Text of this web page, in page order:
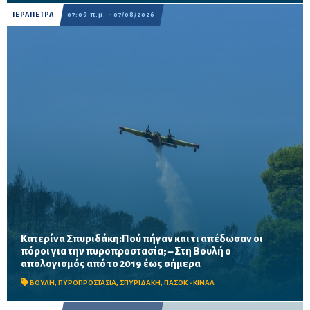
ΙΕΡΑΠΕΤΡΑ 07:09 π.μ. - 07/08/2026
Κατερίνα Σπυριδάκη:Πού πήγαν και τι απέδωσαν οι
πόροι για την πυροπροστασία; – Στη Βουλή ο
απολογισμός από το 2019 έως σήμερα
ΒΟΥΛΗ, ΠΥΡΟΠΡΟΣΤΑΣΙΑ, ΣΠΥΡΙΔΑΚΗ, ΠΑΣΟΚ - ΚΙΝΑΛ
Το ΠΑΣΟΚ ζητά πλήρη απολογισμό των χρηματοδοτήσεων από
το 2019, στοιχεία για τα προγράμματα «ΑΙΓΙΣ» και AntiNero,
καθώς και απαντήσεις για προσωπικό, οχήματα, ε...